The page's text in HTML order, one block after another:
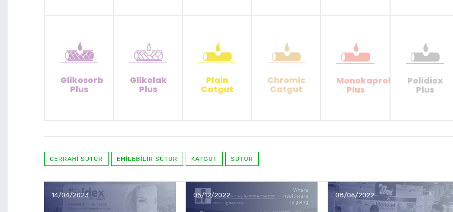
Glikosorb
Plus
Glikolak
Plus
Plain
Catgut
Chromic
Catgut
Monokaprol
Plus
Polidiox
Plus
CERRAHI SÜTÜR EMILEBILIR SÜTÜR KATGÜT SÜTÜR
14/04/2023 05/12/2022 08/06/2022